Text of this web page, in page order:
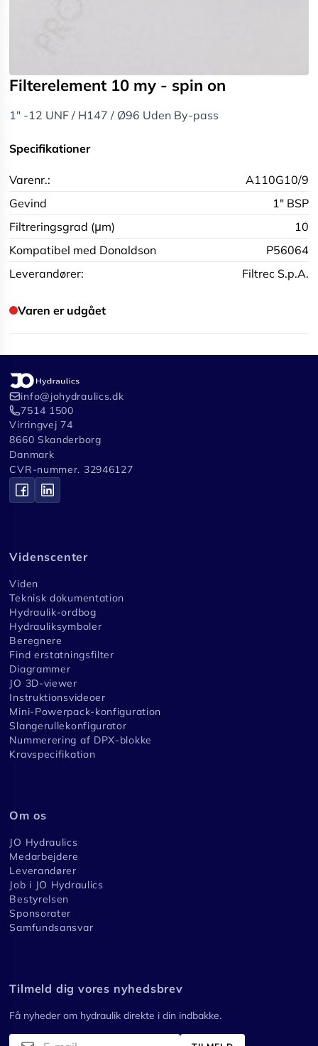
Filterelement 10 my - spin on
1" -12 UNF / H147 / Ø96 Uden By-pass
Specifikationer
Varenr.:
A110G10/9
Gevind
1" BSP
Filtreringsgrad (μm)
10
Kompatibel med Donaldson
P56064
Leverandører:
Filtrec S.p.A.
Varen er udgået
info@johydraulics.dk
7514 1500
Virringvej 74
8660 Skanderborg
Danmark
CVR-nummer. 32946127
Videnscenter
Viden
Teknisk dokumentation
Hydraulik-ordbog
Hydrauliksymboler
Beregnere
Find erstatningsfilter
Diagrammer
JO 3D-viewer
Instruktionsvideoer
Mini-Powerpack-konfiguration
Slangerullekonfigurator
Nummerering af DPX-blokke
Kravspecifikation
Om os
JO Hydraulics
Medarbejdere
Leverandører
Job i JO Hydraulics
Bestyrelsen
Sponsorater
Samfundsansvar
Tilmeld dig vores nyhedsbrev
Få nyheder om hydraulik direkte i din indbakke.